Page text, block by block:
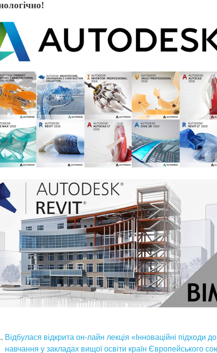
Відбулася відкрита он-лайн лекція «Інноваційні підходи до
навчання у закладах вищої освіти країн Європейського